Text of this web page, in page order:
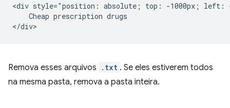
<div style="position: absolute; top: -1000px; left: -
    Cheap prescription drugs
Remova esses arquivos .txt . Se eles estiverem todos
na mesma pasta, remova a pasta inteira.